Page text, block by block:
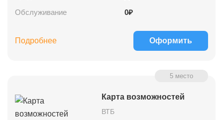
Обслуживание
0₽
Оформить
Подробнее
Карта возможностей
5 место
ВТБ